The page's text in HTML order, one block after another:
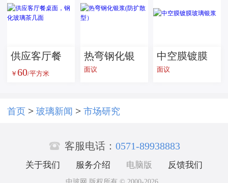
供应客厅餐
桌面，钢化
￥ 60/平方米
热弯钢化银
浆(防扩散
面议
中空膜镀膜
玻璃银浆
面议
首页 > 玻璃新闻 > 市场研究
 客服电话： 0571-89938883
关于我们 服务介绍 电脑版 反馈我们
中玻网 版权所有 © 2000-2026